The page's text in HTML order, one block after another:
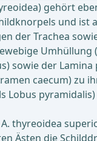
gehört
und
der Trachea
sowie der
caecum) zu
Lobus
thyreoidea
Ästen die